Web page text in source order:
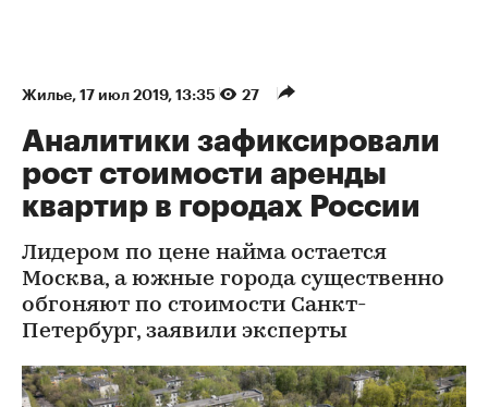
Жилье⁠, 17 июл 2019, 13:35 27
Аналитики зафиксировали
рост стоимости аренды
квартир в городах России
Лидером по цене найма остается
Москва, а южные города существенно
обгоняют по стоимости Санкт-
Петербург, заявили эксперты